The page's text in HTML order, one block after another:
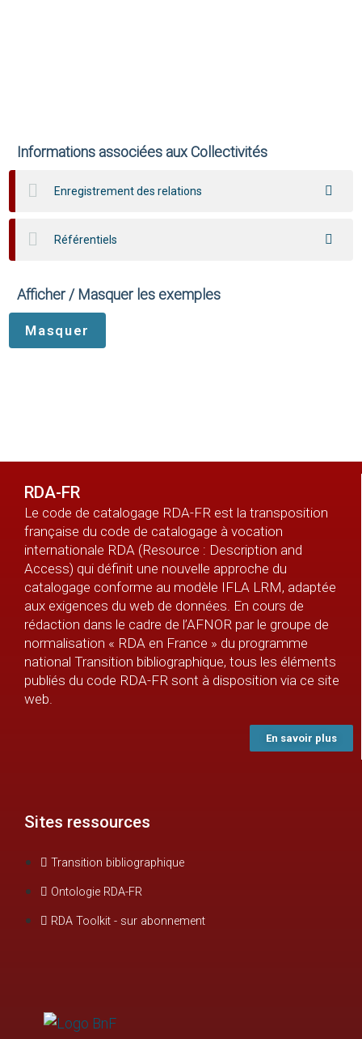
Informations associées aux Collectivités
Enregistrement des relations
Référentiels
Afficher / Masquer les exemples
RDA-FR
Le code de catalogage RDA-FR est la transposition
française du code de catalogage à vocation
internationale RDA (Resource : Description and
Access) qui définit une nouvelle approche du
catalogage conforme au modèle IFLA LRM, adaptée
aux exigences du web de données. En cours de
rédaction dans le cadre de l’AFNOR par le groupe de
normalisation « RDA en France » du programme
national Transition bibliographique, tous les éléments
publiés du code RDA-FR sont à disposition via ce site
web.
En savoir plus
Sites ressources
Transition bibliographique
Ontologie RDA-FR
RDA Toolkit - sur abonnement